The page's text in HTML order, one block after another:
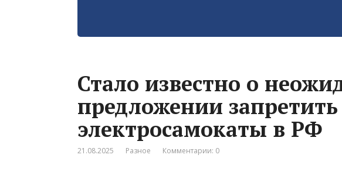
Стало известно о
предложении запретить
электросамокаты в РФ
21.08.2025 Разное Комментарии: 0